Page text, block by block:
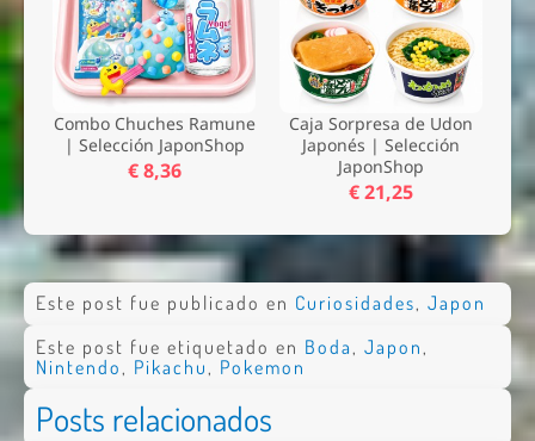
Combo Chuches Ramune
| Selección JaponShop
€ 8,36
Caja Sorpresa de Udon
Japonés | Selección
JaponShop
€ 21,25
Este post fue publicado en Curiosidades, Japon
Este post fue etiquetado en Boda , Japon ,
Nintendo , Pikachu , Pokemon
Posts relacionados